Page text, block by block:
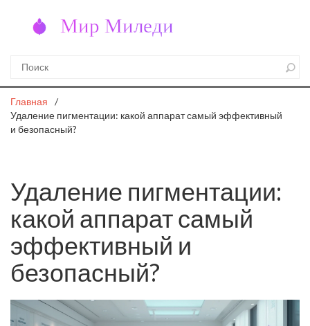
Главная
Удаление пигментации: какой аппарат самый эффективный
и безопасный?
Удаление пигментации:
какой аппарат самый
эффективный и
безопасный?